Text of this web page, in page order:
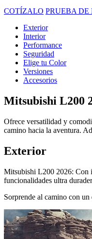
COTÍZALO PRUEBA DE
Exterior
Interior
Performance
Seguridad
Elige tu Color
Versiones
Accesorios
Mitsubishi L200
Ofrece versatilidad y
camino hacia la aventura.
Exterior
Mitsubishi L200 2026: Con
funcionalidades ultra
Sorprende al camino con un